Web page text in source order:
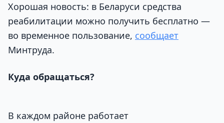
Хорошая новость: в Беларуси средства
реабилитации можно получить бесплатно —
во временное пользование, сообщает
Минтруда.
Куда обращаться?
В каждом районе работает